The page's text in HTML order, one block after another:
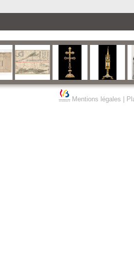
Mentions légales